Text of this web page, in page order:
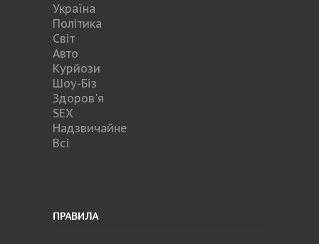
Україна
Політика
Світ
Авто
Курйози
Шоу-Біз
Здоров'я
SEX
Надзвичайне
Всі
ПРАВИЛА